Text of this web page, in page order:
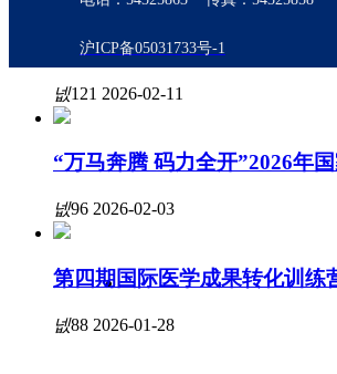
奋楫扬帆 笃行致远——863基
2026，马踏新程，勇毅向未来。
넶121 2026-02-11
“万马奔腾 码力全开”2026年
넶96 2026-02-03
第四期国际医学成果转化训练
넶88 2026-01-28
沪ICP备05031733号-1